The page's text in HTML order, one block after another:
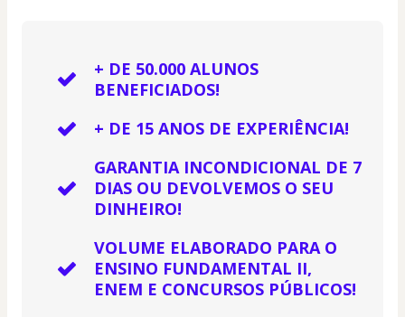
+ DE 50.000 ALUNOS
BENEFICIADOS!
+ DE 15 ANOS DE EXPERIÊNCIA!
GARANTIA INCONDICIONAL DE 7
DIAS OU DEVOLVEMOS O SEU
DINHEIRO!
VOLUME ELABORADO PARA O
ENSINO FUNDAMENTAL II,
ENEM E CONCURSOS PÚBLICOS!